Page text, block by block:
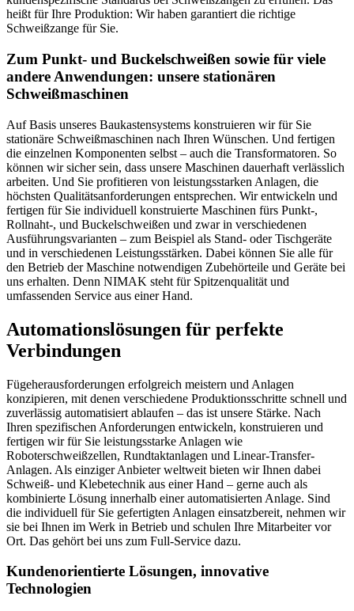
heißt für Ihre Produktion: Wir haben garantiert die richtige
Schweißzange für Sie.
Zum Punkt- und Buckelschweißen sowie für viele
andere Anwendungen: unsere stationären
Schweißmaschinen
Auf Basis unseres Baukastensystems konstruieren wir für Sie
stationäre Schweißmaschinen nach Ihren Wünschen. Und fertigen
die einzelnen Komponenten selbst – auch die Transformatoren. So
können wir sicher sein, dass unsere Maschinen dauerhaft verlässlich
arbeiten. Und Sie profitieren von leistungsstarken Anlagen, die
höchsten Qualitätsanforderungen entsprechen. Wir entwickeln und
fertigen für Sie individuell konstruierte Maschinen fürs Punkt-,
Rollnaht-, und Buckelschweißen und zwar in verschiedenen
Ausführungsvarianten – zum Beispiel als Stand- oder Tischgeräte
und in verschiedenen Leistungsstärken. Dabei können Sie alle für
den Betrieb der Maschine notwendigen Zubehörteile und Geräte bei
uns erhalten. Denn NIMAK steht für Spitzenqualität und
umfassenden Service aus einer Hand.
Automationslösungen für perfekte
Verbindungen
Fügeherausforderungen erfolgreich meistern und Anlagen
konzipieren, mit denen verschiedene Produktionsschritte schnell und
zuverlässig automatisiert ablaufen – das ist unsere Stärke. Nach
Ihren spezifischen Anforderungen entwickeln, konstruieren und
fertigen wir für Sie leistungsstarke Anlagen wie
Roboterschweißzellen, Rundtaktanlagen und Linear-Transfer-
Anlagen. Als einziger Anbieter weltweit bieten wir Ihnen dabei
Schweiß- und Klebetechnik aus einer Hand – gerne auch als
kombinierte Lösung innerhalb einer automatisierten Anlage. Sind
die individuell für Sie gefertigten Anlagen einsatzbereit, nehmen wir
sie bei Ihnen im Werk in Betrieb und schulen Ihre Mitarbeiter vor
Ort. Das gehört bei uns zum Full-Service dazu.
Kundenorientierte Lösungen, innovative
Technologien